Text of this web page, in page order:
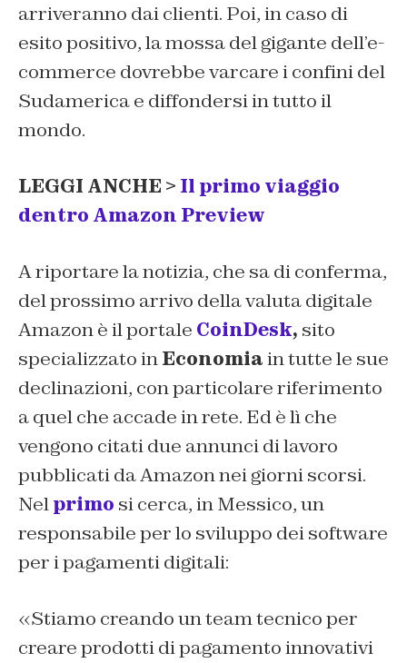
arriveranno dai clienti. Poi, in caso di
esito positivo, la mossa del gigante dell’e-
commerce dovrebbe varcare i confini del
Sudamerica e diffondersi in tutto il
mondo.
LEGGI ANCHE > Il primo viaggio
dentro Amazon Preview
A riportare la notizia, che sa di conferma,
del prossimo arrivo della valuta digitale
Amazon è il portale CoinDesk, sito
specializzato inEconomiain tutte le sue
declinazioni, con particolare riferimento
a quel che accade in rete. Ed è lì che
vengono citati due annunci di lavoro
pubblicati da Amazon nei giorni scorsi.
Nelprimo si cerca, in Messico, un
responsabile per lo sviluppo dei software
per i pagamenti digitali:
«Stiamo creando unteamtecnico per
creare prodotti di pagamento innovativi